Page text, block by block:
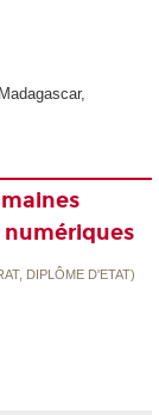
DIPLÔME D'ETAT)